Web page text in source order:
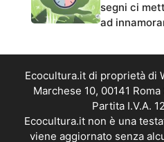
segni ci
ad
Ecocultura.it di proprietà di
Marchese 10, 00141
Partita I.V.A.
Ecocultura.it non è una
viene aggiornato senza